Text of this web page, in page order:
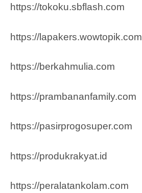
https://tokoku.sbflash.com
https://lapakers.wowtopik.com
https://berkahmulia.com
https://prambananfamily.com
https://pasirprogosuper.com
https://produkrakyat.id
https://peralatankolam.com